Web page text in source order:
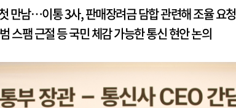
만남…이통 3사, 판매장려금 담합 관련해 조율 요청
스팸 근절 등 국민 체감 가능한 통신 현안 논의